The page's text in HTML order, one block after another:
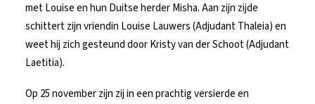
met Louise en hun Duitse herder Misha. Aan zijn zijde
schittert zijn vriendin Louise Lauwers (Adjudant Thaleia) en
weet hij zich gesteund door Kristy van der Schoot (Adjudant
Laetitia).
Op 25 november zijn zij in een prachtig versierde en